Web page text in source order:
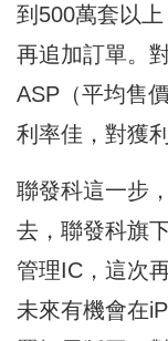
到500萬套以
再追加訂單。
ASP（平均售
利率佳，對獲
聯發科這一步
去，聯發科旗
管理IC，這次
未來有機會在